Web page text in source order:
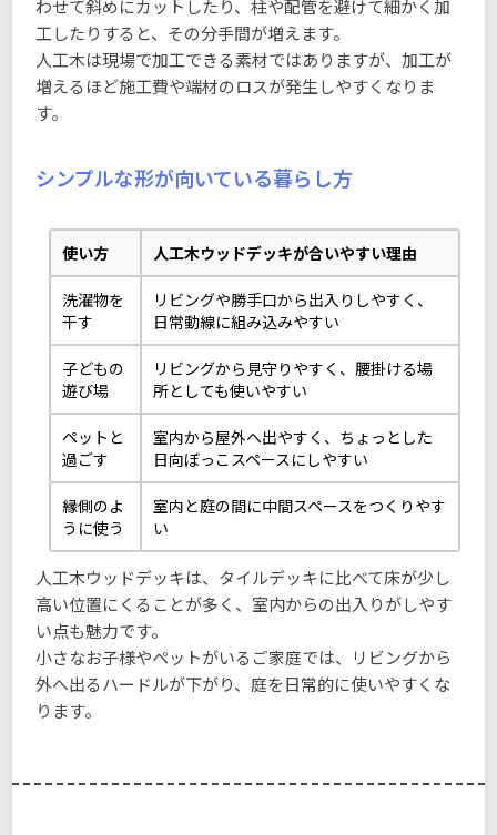
わせて斜めにカットしたり、柱や配管を避けて細かく加
工したりすると、その分手間が増えます。
人工木は現場で加工できる素材ではありますが、加工が
増えるほど施工費や端材のロスが発生しやすくなりま
す。
シンプルな形が向いている暮らし方
使い方 人工木ウッドデッキが合いやすい理由
洗濯物を
干す
リビングや勝手口から出入りしやすく、
日常動線に組み込みやすい
子どもの
遊び場
リビングから見守りやすく、腰掛ける場
所としても使いやすい
ペットと
過ごす
室内から屋外へ出やすく、ちょっとした
日向ぼっこスペースにしやすい
縁側のよ
うに使う
室内と庭の間に中間スペースをつくりやす
い
人工木ウッドデッキは、タイルデッキに比べて床が少し
高い位置にくることが多く、室内からの出入りがしやす
い点も魅力です。
小さなお子様やペットがいるご家庭では、リビングから
外へ出るハードルが下がり、庭を日常的に使いやすくな
ります。